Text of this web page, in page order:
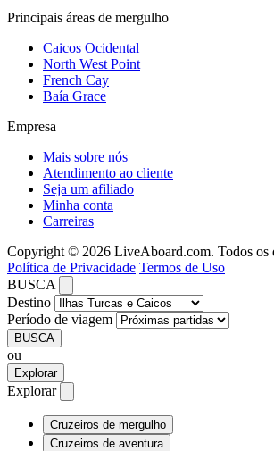
Principais áreas de mergulho
Caicos Ocidental
North West Point
French Cay
Baía Grace
Empresa
Mais sobre nós
Atendimento ao cliente
Seja um afiliado
Minha conta
Carreiras
Copyright © 2026 LiveAboard.com. Todos os
Política de Privacidade Termos de Uso
BUSCA
Destino
Período de viagem
BUSCA
ou
Explorar
Explorar
Cruzeiros de mergulho
Cruzeiros de aventura